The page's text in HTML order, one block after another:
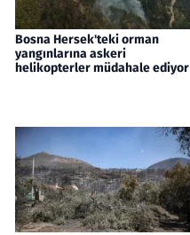
Bosna Hersek'teki orman
yangınlarına askeri
helikopterler müdahale ediyor